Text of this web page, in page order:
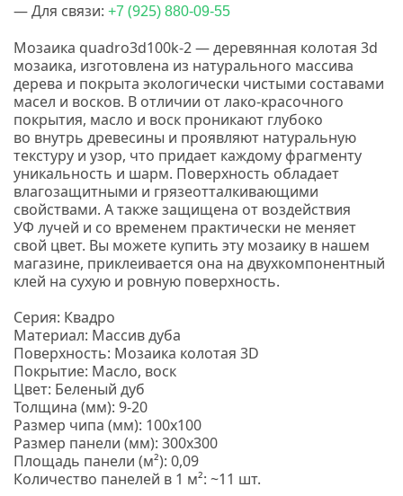
— Для связи: +7 (925) 880-09-55
Мозаика quadro3d100k-2 — деревянная колотая 3d
мозаика, изготовлена из натурального массива
дерева и покрыта экологически чистыми составами
масел и восков. В отличии от лако-красочного
покрытия, масло и воск проникают глубоко
во внутрь древесины и проявляют натуральную
текстуру и узор, что придает каждому фрагменту
уникальность и шарм. Поверхность обладает
влагозащитными и грязеотталкивающими
свойствами. А также защищена от воздействия
УФ лучей и со временем практически не меняет
свой цвет. Вы можете купить эту мозаику в нашем
магазине, приклеивается она на двухкомпонентный
клей на сухую и ровную поверхность.
Серия: Квадро
Материал: Массив дуба
Поверхность: Мозаика колотая 3D
Покрытие: Масло, воск
Цвет: Беленый дуб
Толщина (мм): 9-20
Размер чипа (мм): 100х100
Размер панели (мм): 300х300
Площадь панели (м²): 0,09
Количество панелей в 1 м²: ~11 шт.